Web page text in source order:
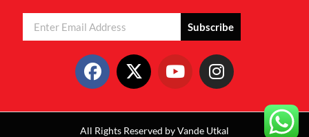
Subscribe
All Rights Reserved by Vande Utkal